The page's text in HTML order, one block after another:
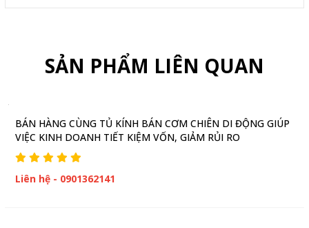
SẢN PHẨM LIÊN QUAN
BÁN HÀNG CÙNG TỦ KÍNH BÁN CƠM CHIÊN DI ĐỘNG GIÚP
VIỆC KINH DOANH TIẾT KIỆM VỐN, GIẢM RỦI RO
Liên hệ - 0901362141